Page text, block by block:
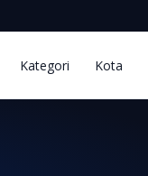
Kategori Kota